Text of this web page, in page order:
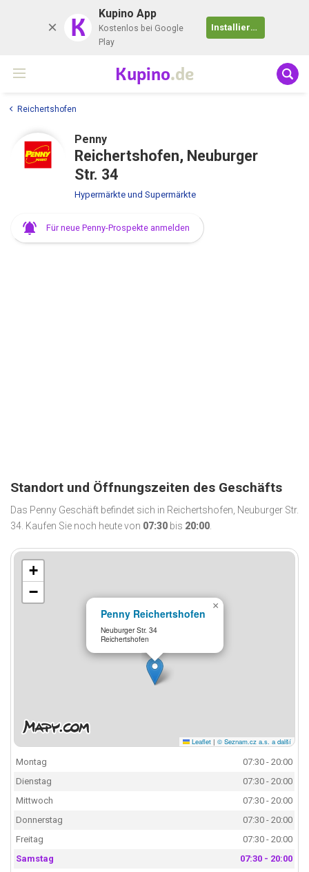
K Kupino App
Kostenlos bei Google
Play
Installieren
Kupino.de
Reichertshofen
Penny
Reichertshofen, Neuburger
Str. 34
Hypermärkte und Supermärkte
Für neue Penny-Prospekte anmelden
Standort und Öffnungszeiten des Geschäfts
Das Penny Geschäft befindet sich in Reichertshofen, Neuburger Str.
34. Kaufen Sie noch heute von 07:30 bis 20:00.
Penny Reichertshofen
Neuburger Str. 34
Reichertshofen
×
+
−
Leaflet | © Seznam.cz a.s. a další
Montag
07:30 - 20:00
Dienstag
07:30 - 20:00
Mittwoch
07:30 - 20:00
Donnerstag
07:30 - 20:00
Freitag
07:30 - 20:00
Samstag
07:30 - 20:00